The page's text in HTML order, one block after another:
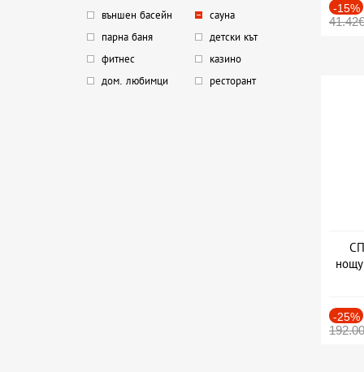
външен басейн
сауна
парна баня
детски кът
фитнес
казино
дом. любимци
ресторант
-15%
41.42€
-25%